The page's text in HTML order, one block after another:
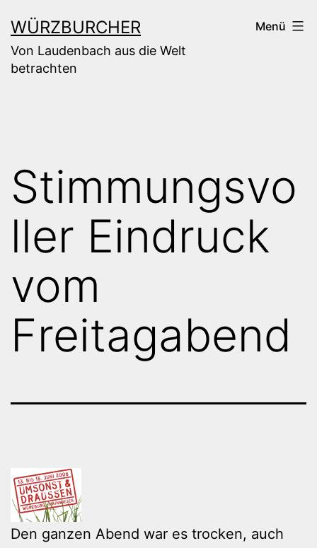
Inhalt
springen
WÜRZBURCHER
Von Laudenbach aus die Welt
betrachten
Menü
Stimmungsvo
ller Eindruck
vom
Freitagabend
Den ganzen Abend war es trocken, auch